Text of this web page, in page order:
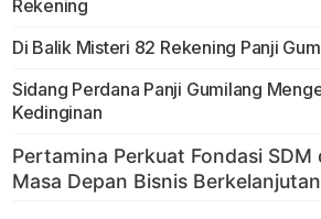
Rekening
Di Balik Misteri 82 Rekening Panji
Sidang Perdana Panji Gumilang
Kedinginan